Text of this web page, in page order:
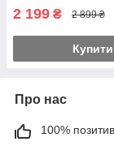
2 199 ₴ 2 899 ₴
Купити
Про нас
100%